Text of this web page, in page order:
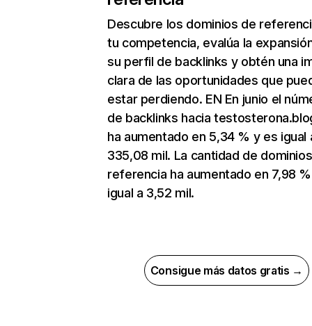
Descubre los dominios de
tu competencia, evalúa la
su perfil de backlinks y obtén una
clara de las oportunidades que
estar perdiendo. EN En junio el
de backlinks hacia
ha aumentado en 5,34 % y es igual
335,08 mil. La cantidad de
referencia ha aumentado en 7,98
igual a 3,52 mil.
Consigue más datos gratis →